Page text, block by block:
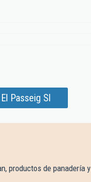
Passeig Sl
productos de panadería y